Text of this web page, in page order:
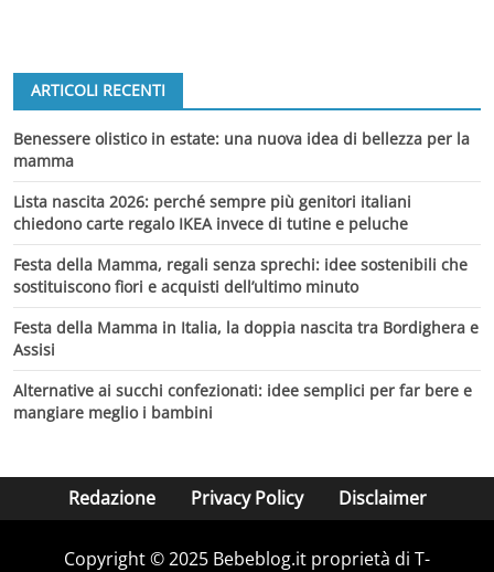
ARTICOLI RECENTI
Benessere olistico in estate: una nuova idea di bellezza per la
mamma
Lista nascita 2026: perché sempre più genitori italiani
chiedono carte regalo IKEA invece di tutine e peluche
Festa della Mamma, regali senza sprechi: idee sostenibili che
sostituiscono fiori e acquisti dell’ultimo minuto
Festa della Mamma in Italia, la doppia nascita tra Bordighera e
Assisi
Alternative ai succhi confezionati: idee semplici per far bere e
mangiare meglio i bambini
Redazione Privacy Policy Disclaimer
Copyright © 2025 Bebeblog.it proprietà di T-